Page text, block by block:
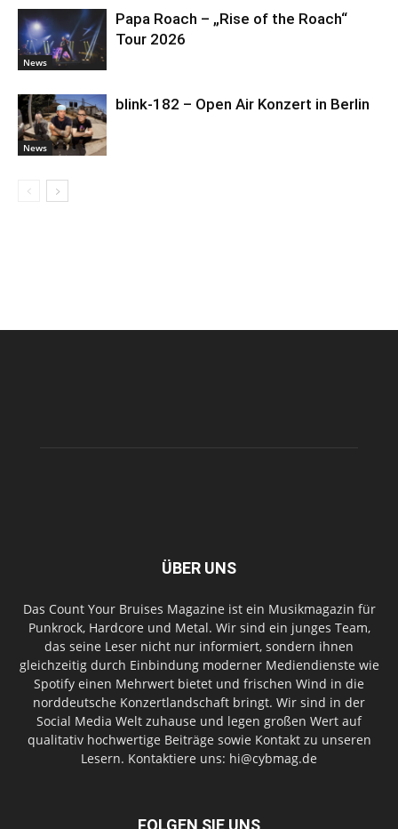
News
Papa Roach – „Rise of the Roach“
Tour 2026
News
blink-182 – Open Air Konzert in Berlin
ÜBER UNS
Das Count Your Bruises Magazine ist ein Musikmagazin für
Punkrock, Hardcore und Metal. Wir sind ein junges Team,
das seine Leser nicht nur informiert, sondern ihnen
gleichzeitig durch Einbindung moderner Mediendienste wie
Spotify einen Mehrwert bietet und frischen Wind in die
norddeutsche Konzertlandschaft bringt. Wir sind in der
Social Media Welt zuhause und legen großen Wert auf
qualitativ hochwertige Beiträge sowie Kontakt zu unseren
Lesern. Kontaktiere uns: hi@cybmag.de
FOLGEN SIE UNS